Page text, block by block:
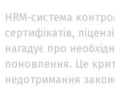
HRM-система
сертифікатів,
нагадує про
поновлення. Це
недотримання